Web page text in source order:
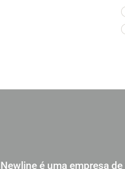
Newline é uma empresa